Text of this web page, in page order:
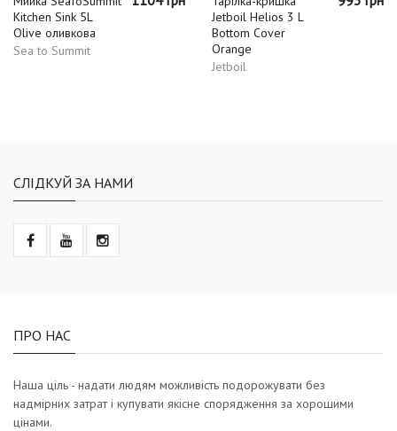
Kitchen Sink 5L
Olive оливкова
Sea to Summit
Jetboil Helios 3 L
Bottom Cover
Orange
Jetboil
СЛІДКУЙ ЗА НАМИ
ПРО НАС
Наша ціль - надати людям можливість подорожувати без
надмірних затрат і купувати якісне спорядження за хорошими
цінами.